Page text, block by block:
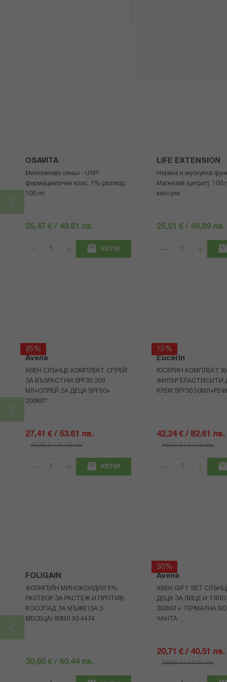
OSAVITA
Метиленово синьо - USP/
фармацевтичен клас, 1% разтвор,
100 ml
25,47 € / 49.81 лв.
КУПИ
LIFE EXTENSION
Нервна и мускулна
Магнезий (цитрат), 100
капсули
25,51 € / 49.89 лв.
25%
Avene
АВЕН СЛЪНЦЕ КОМПЛЕКТ СПРЕЙ
ЗА ВЪЗРАСТНИ SPF30 200
МЛ+СПРЕЙ ЗА ДЕЦА SPF50+
200МЛ*
27,41 € / 53.61 лв.
36,55 € / 71.49 лв.
КУПИ
15%
Eucerin
ЮСЕРИН КОМПЛЕКТ
ФИЛЪР ЕЛАСТИСИТИ
КРЕМ SPF30
42,24 € / 82.61 лв.
49,69 € / 97.19 лв.
FOLIGAIN
ФОЛИГЕЙН МИНОКСИДИЛ 5%
РАЗТВОР ЗА РАСТЕЖ И ПРОТИВ
КОСОПАД ЗА МЪЖЕ (ЗА 3
МЕСЕЦА) 60МЛ X3 4474
30,90 € / 60.44 лв.
30%
Avene
АВЕН GIFT SET
ДЕЦА ЗА ЛИЦЕ И ТЯЛО
200МЛ + ТЕРМАЛНА
ЧАНТА
20,71 € / 40.51 лв.
29,59 € / 57.87 лв.